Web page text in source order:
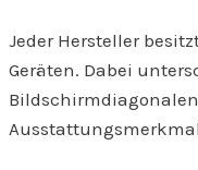
Jeder Hersteller
Geräten. Dabei